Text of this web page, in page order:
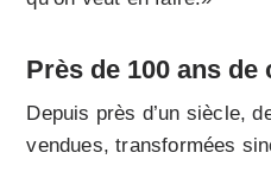
Près de 100 ans de
Depuis près d’un siècle,
vendues, transformées